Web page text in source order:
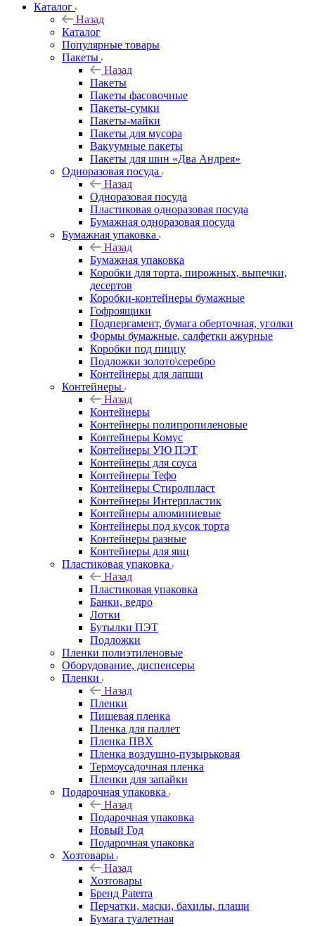
Каталог
Назад
Каталог
Популярные товары
Пакеты
Назад
Пакеты
Пакеты фасовочные
Пакеты-сумки
Пакеты-майки
Пакеты для мусора
Вакуумные пакеты
Пакеты для шин «Два Андрея»
Одноразовая посуда
Назад
Одноразовая посуда
Пластиковая одноразовая посуда
Бумажная одноразовая посуда
Бумажная упаковка
Назад
Бумажная упаковка
Коробки для торта, пирожных, выпечки,
десертов
Коробки-контейнеры бумажные
Гофроящики
Подпергамент, бумага оберточная, уголки
Формы бумажные, салфетки ажурные
Коробки под пиццу
Подложки золото\серебро
Контейнеры для лапши
Контейнеры
Назад
Контейнеры
Контейнеры полипропиленовые
Контейнеры Комус
Контейнеры УЮ ПЭТ
Контейнеры для соуса
Контейнеры Тефо
Контейнеры Стиролпласт
Контейнеры Интерпластик
Контейнеры алюминиевые
Контейнеры под кусок торта
Контейнеры разные
Контейнеры для яиц
Пластиковая упаковка
Назад
Пластиковая упаковка
Банки, ведро
Лотки
Бутылки ПЭТ
Подложки
Пленки полиэтиленовые
Оборудование, диспенсеры
Пленки
Назад
Пленки
Пищевая пленка
Пленка для паллет
Пленка ПВХ
Пленка воздушно-пузырьковая
Термоусадочная пленка
Пленки для запайки
Подарочная упаковка
Назад
Подарочная упаковка
Новый Год
Подарочная упаковка
Хозтовары
Назад
Хозтовары
Бренд Paterra
Перчатки, маски, бахилы, плащи
Бумага туалетная